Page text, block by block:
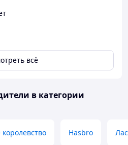
всё
в категории
Hasbro